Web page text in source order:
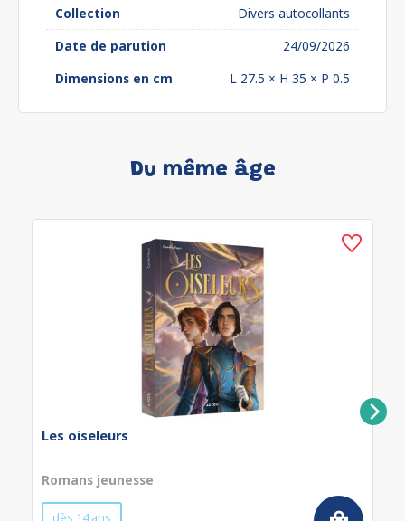
Collection
Divers autocollants
Date de parution
24/09/2026
Dimensions en cm
L 27.5 × H 35 × P 0.5
Du même âge
Les oiseleurs
Romans jeunesse
dès 14 ans